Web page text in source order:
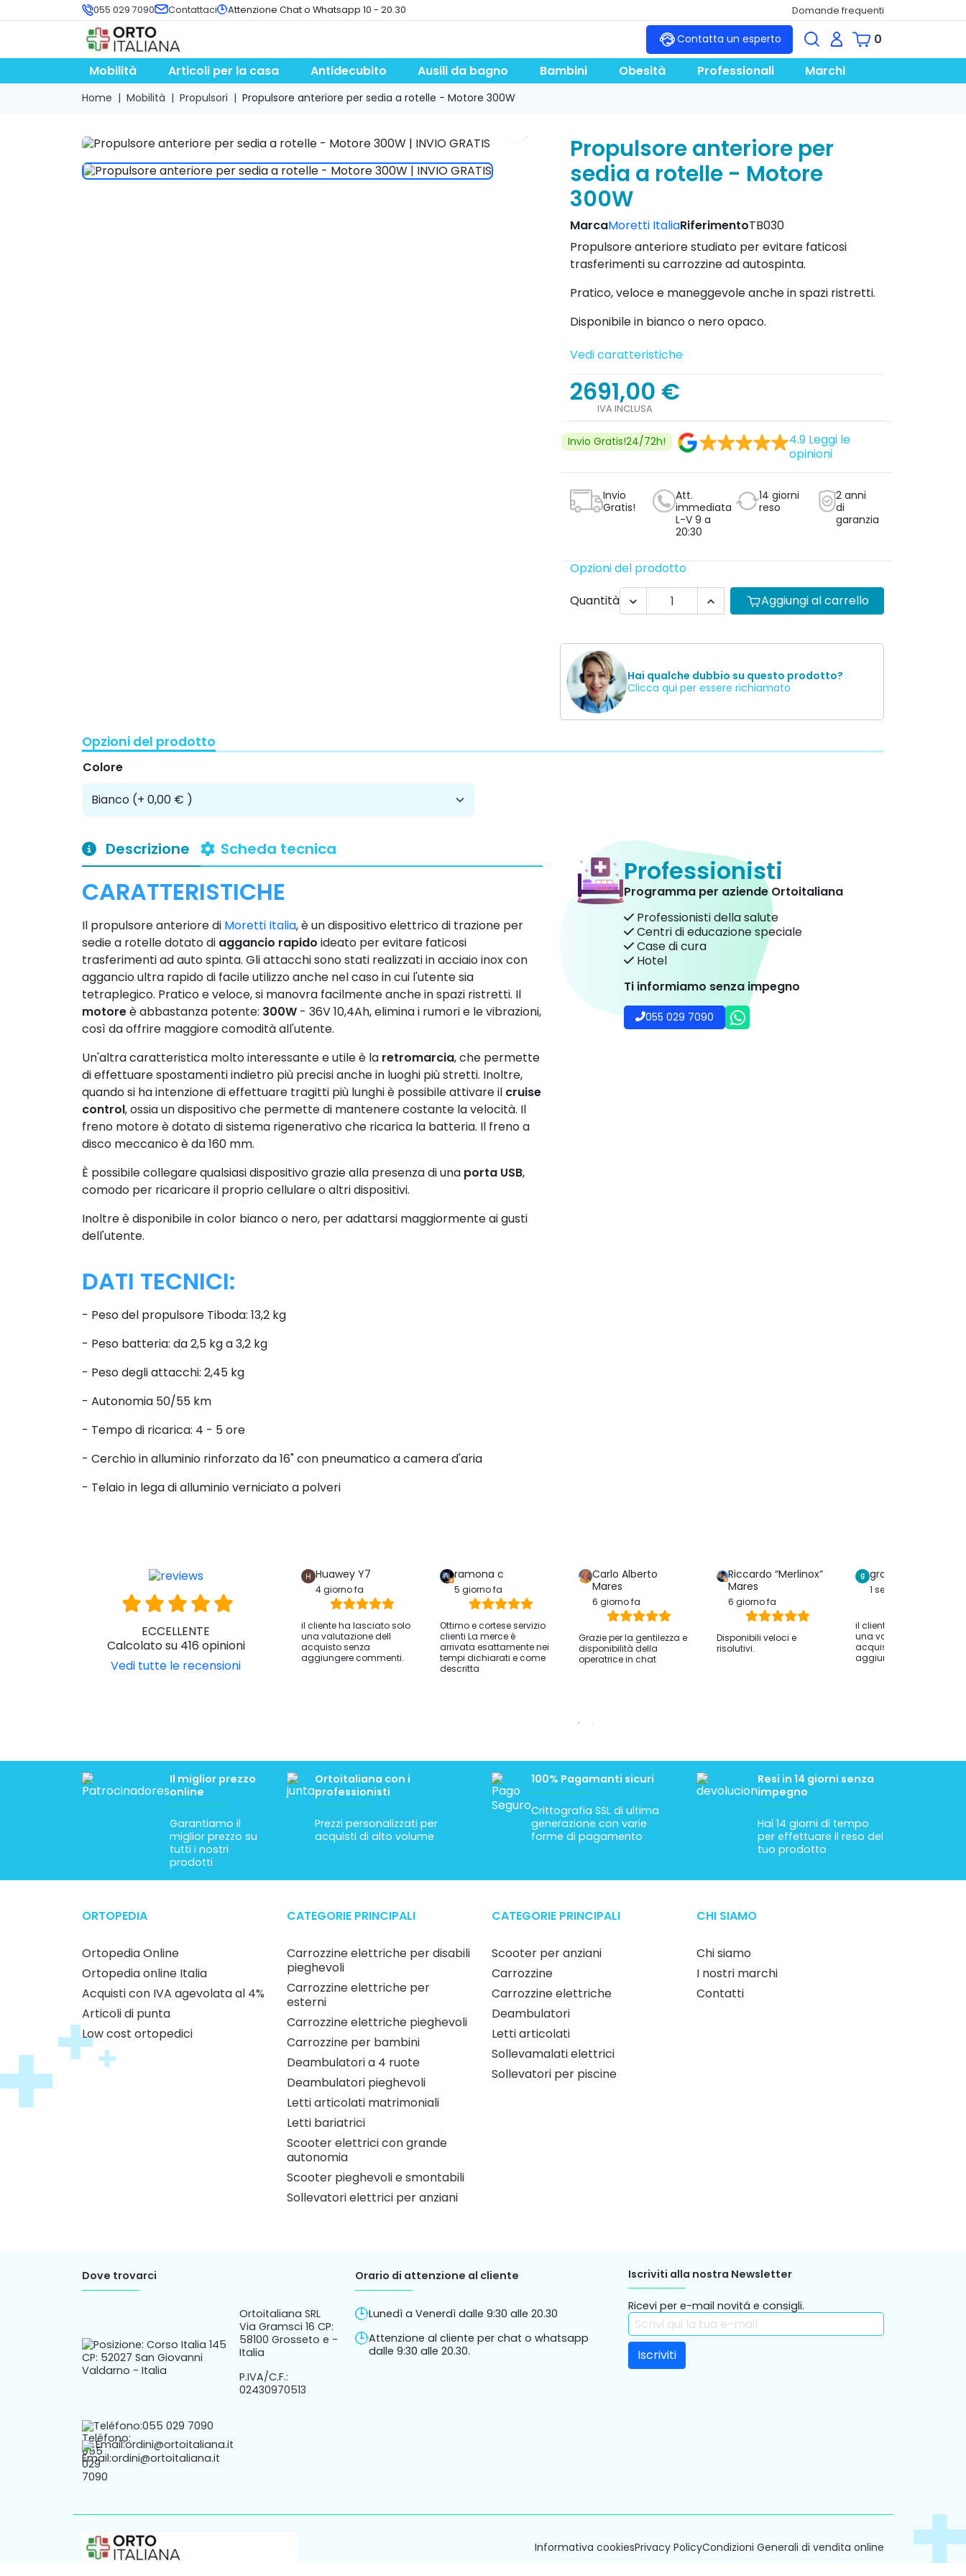
055 029 7090 Contattaci Attenzione Chat o Whatsapp 10 - 20.30 Domande frequenti
Contatta un esperto
0
Mobilità
Articoli per la casa Antidecubito Ausili da bagno Bambini Obesità Professionali Marchi
Home Mobilità Propulsori Propulsore anteriore per sedia a rotelle - Motore 300W
Propulsore anteriore per
sedia a rotelle - Motore
300W
MarcaMoretti ItaliaRiferimentoTB030
Propulsore anteriore studiato per evitare faticosi
trasferimenti su carrozzine ad autospinta.
Pratico, veloce e maneggevole anche in spazi ristretti.
Disponibile in bianco o nero opaco.
Vedi caratteristiche
2691,00 €
IVA INCLUSA
Invio Gratis!24/72h! 4.9 Leggi le
opinioni
Invio
Gratis!
Att.
immediata
L-V 9 a
20:30
14 giorni
reso
2 anni
di
garanzia
Opzioni del prodotto
Quantità
  Aggiungi al carrello
Hai qualche dubbio su questo prodotto?
Clicca qui per essere richiamato
Opzioni del prodotto
Colore
Professionisti
Programma per aziende Ortoitaliana
Professionisti della salute
Centri di educazione speciale
Case di cura
Hotel
Ti informiamo senza impegno
055 029 7090
Descrizione Scheda tecnica
CARATTERISTICHE
Il propulsore anteriore di Moretti Italia, è un dispositivo elettrico di trazione per
sedie a rotelle dotato di aggancio rapido ideato per evitare faticosi
trasferimenti ad auto spinta. Gli attacchi sono stati realizzati in acciaio inox con
aggancio ultra rapido di facile utilizzo anche nel caso in cui l'utente sia
tetraplegico. Pratico e veloce, si manovra facilmente anche in spazi ristretti. Il
motoreè abbastanza potente: 300W - 36V 10,4Ah, elimina i rumori e le vibrazioni,
così da offrire maggiore comodità all'utente.
Un'altra caratteristica molto interessante e utile è la retromarcia, che permette
di effettuare spostamenti indietro più precisi anche in luoghi più stretti. Inoltre,
quando si ha intenzione di effettuare tragitti più lunghi è possibile attivare il cruise
control, ossia un dispositivo che permette di mantenere costante la velocità. Il
freno motore è dotato di sistema rigenerativo che ricarica la batteria. Il freno a
disco meccanico è da 160 mm.
È possibile collegare qualsiasi dispositivo grazie alla presenza di una porta USB,
comodo per ricaricare il proprio cellulare o altri dispositivi.
Inoltre è disponibile in color bianco o nero, per adattarsi maggiormente ai gusti
dell'utente.
DATI TECNICI:
- Peso del propulsore Tiboda: 13,2 kg
- Peso batteria: da 2,5 kg a 3,2 kg
- Peso degli attacchi: 2,45 kg
- Autonomia 50/55 km
- Tempo di ricarica: 4 - 5 ore
- Cerchio in alluminio rinforzato da 16" con pneumatico a camera d'aria
- Telaio in lega di alluminio verniciato a polveri
ECCELLENTE
Calcolato su 416 opinioni
Vedi tutte le recensioni
Huawey Y7
4 giorno fa
il cliente ha lasciato solo
una valutazione dell
acquisto senza
aggiungere commenti.
ramona c
5 giorno fa
Ottimo e cortese servizio
clienti La merce è
arrivata esattamente nei
tempi dichiarati e come
descritta
Carlo Alberto
Mares
6 giorno fa
Grazie per la gentilezza e
disponibilità della
operatrice in chat
Riccardo “Merlinox”
Mares
6 giorno fa
Disponibili veloci e
risolutivi.
graziella serreri
1 settimana fa
il cliente ha lasciato solo
una valutazione dell
acquisto senza
aggiungere commenti.
Il miglior prezzo
online
Garantiamo il
miglior prezzo su
tutti i nostri
prodotti
Ortoitaliana con i
professionisti
Prezzi personalizzati per
acquisti di alto volume
100% Pagamanti sicuri
Crittografia SSL di ultima
generazione con varie
forme di pagamento
Resi in 14 giorni senza
impegno
Hai 14 giorni di tempo
per effettuare il reso del
tuo prodotto
ORTOPEDIA
Ortopedia Online
Ortopedia online Italia
Acquisti con IVA agevolata al 4%
Articoli di punta
Low cost ortopedici
CATEGORIE PRINCIPALI
Carrozzine elettriche per disabili
pieghevoli
Carrozzine elettriche per
esterni
Carrozzine elettriche pieghevoli
Carrozzine per bambini
Deambulatori a 4 ruote
Deambulatori pieghevoli
Letti articolati matrimoniali
Letti bariatrici
Scooter elettrici con grande
autonomia
Scooter pieghevoli e smontabili
Sollevatori elettrici per anziani
CATEGORIE PRINCIPALI
Scooter per anziani
Carrozzine
Carrozzine elettriche
Deambulatori
Letti articolati
Sollevamalati elettrici
Sollevatori per piscine
CHI SIAMO
Chi siamo
I nostri marchi
Contatti
Dove trovarci
Ortoitaliana SRL
Via Gramsci 16 CP:
58100 Grosseto e -
Italia
P.IVA/C.F.:
02430970513
Teléfono:055 029 7090
Email:ordini@ortoitaliana.it
Orario di attenzione al cliente
Lunedì a Venerdì dalle 9:30 alle 20.30
Attenzione al cliente per chat o whatsapp
dalle 9:30 alle 20.30.
Iscriviti alla nostra Newsletter
Ricevi per e-mail novitá e consigli.
Informativa cookiesPrivacy PolicyCondizioni Generali di vendita online